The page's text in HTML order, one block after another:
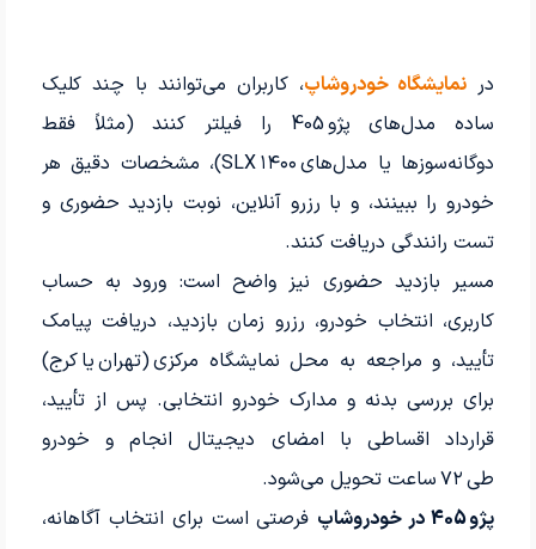
در نمایشگاه خودروشاپ، کاربران می‌توانند با چند کلیک
ساده مدل‌های پژو 405 را فیلتر کنند (مثلاً فقط
دوگانه‌سوزها یا مدل‌های SLX ۱۴۰۰)، مشخصات دقیق هر
خودرو را ببینند، و با رزرو آنلاین، نوبت بازدید حضوری و
تست رانندگی دریافت کنند.
مسیر بازدید حضوری نیز واضح است: ورود به حساب
کاربری، انتخاب خودرو، رزرو زمان بازدید، دریافت پیامک
تأیید، و مراجعه به محل نمایشگاه مرکزی (تهران یا کرج)
برای بررسی بدنه و مدارک خودرو انتخابی. پس از تأیید،
قرارداد اقساطی با امضای دیجیتال انجام و خودرو
طی ۷۲ ساعت تحویل می‌شود.
پژو 405 در خودروشاپ
فرصتی است برای انتخاب آگاهانه،